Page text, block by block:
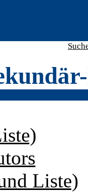
Liste)